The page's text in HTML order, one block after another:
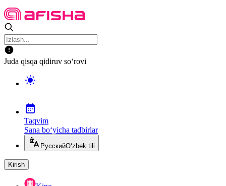
Juda qisqa qidiruv so‘rovi
Taqvim
Sana bo‘yicha tadbirlar
РусскийO‘zbek tili
Kirish